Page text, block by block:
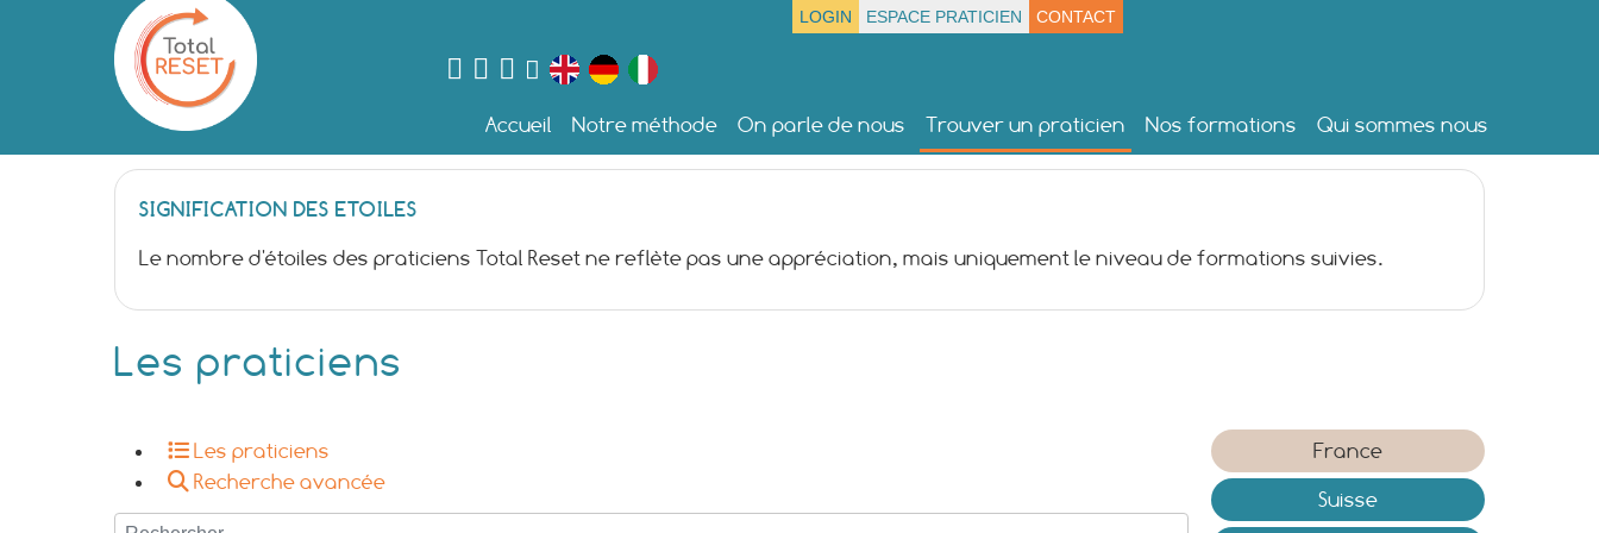
LOGIN ESPACE PRATICIEN CONTACT
Accueil Notre méthode On parle de nous Trouver un praticien Nos formations Qui sommes nous
SIGNIFICATION DES ETOILES
Le nombre d'étoiles des praticiens Total Reset ne reflète pas une appréciation, mais uniquement le niveau de formations suivies.
Les praticiens
Les praticiens
Recherche avancée
France
Suisse